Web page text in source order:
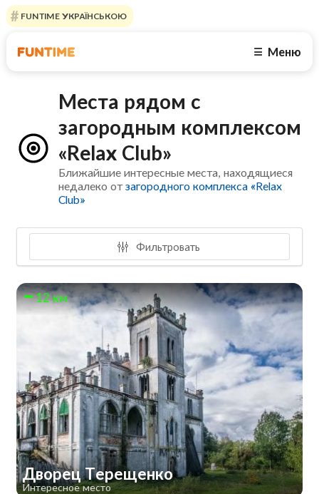
FUNTIME УКРАЇНСЬКОЮ
☰ Меню
Места рядом с
загородным комплексом
«Relax Club»
Ближайшие интересные места, находящиеся
недалеко отзагородного комплекса «Relax
Club»
Фильтровать
12 км
Дворец Терещенко
Интересное место